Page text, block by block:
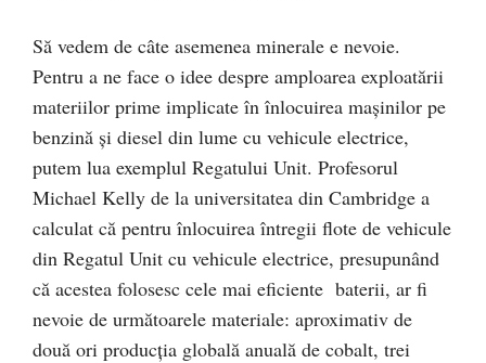
Să vedem de câte asemenea minerale e nevoie.
Pentru a ne face o idee despre amploarea exploatării
materiilor prime implicate în înlocuirea mașinilor pe
benzină și diesel din lume cu vehicule electrice,
putem lua exemplul Regatului Unit. Profesorul
Michael Kelly de la universitatea din Cambridge a
calculat că pentru înlocuirea întregii flote de vehicule
din Regatul Unit cu vehicule electrice, presupunând
că acestea folosesc cele mai eficiente baterii, ar fi
nevoie de următoarele materiale: aproximativ de
două ori producția globală anuală de cobalt, trei